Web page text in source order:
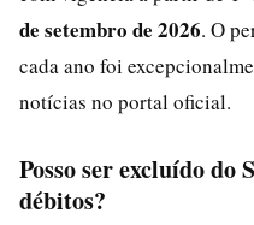
de setembro de 2026. O
cada ano foi
notícias no portal oficial.
Posso ser excluído do
débitos?